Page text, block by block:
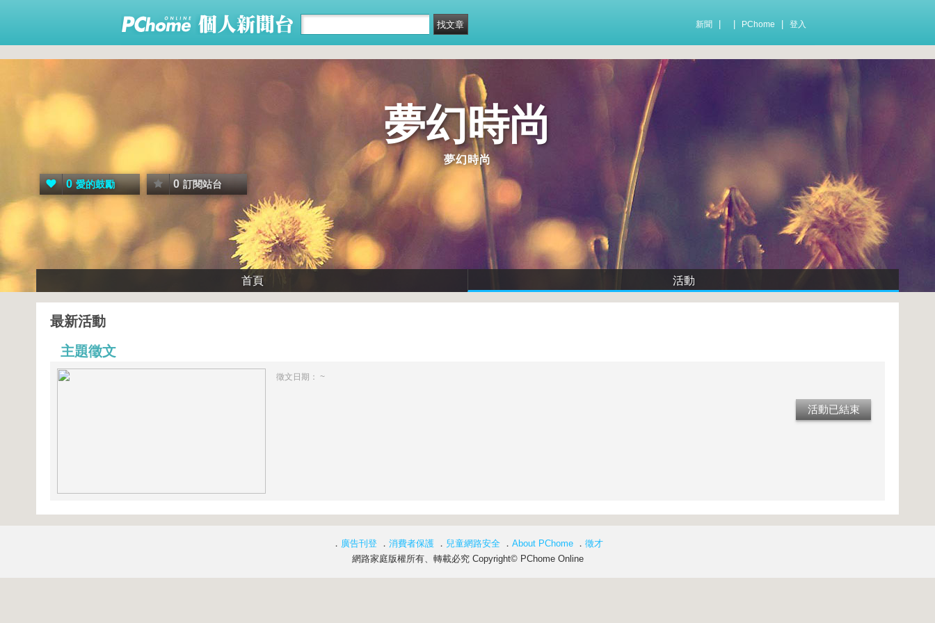
新聞 PChome 登入
夢幻時尚
夢幻時尚
0 愛的鼓勵 0 訂閱站台
首頁 活動
最新活動
主題徵文
徵文日期： ~
活動已結束
． 廣告刊登 ． 消費者保護 ． 兒童網路安全 ． About PChome ． 徵才
網路家庭版權所有、轉載必究 Copyright© PChome Online